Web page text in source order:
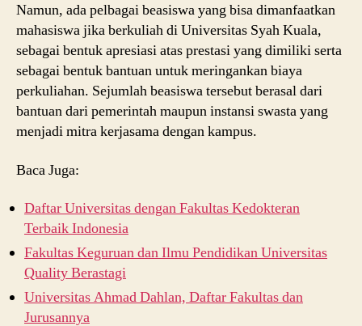
Namun, ada pelbagai beasiswa yang bisa dimanfaatkan
mahasiswa jika berkuliah di Universitas Syah Kuala,
sebagai bentuk apresiasi atas prestasi yang dimiliki serta
sebagai bentuk bantuan untuk meringankan biaya
perkuliahan. Sejumlah beasiswa tersebut berasal dari
bantuan dari pemerintah maupun instansi swasta yang
menjadi mitra kerjasama dengan kampus.
Baca Juga:
Daftar Universitas dengan Fakultas Kedokteran
Terbaik Indonesia
Fakultas Keguruan dan Ilmu Pendidikan Universitas
Quality Berastagi
Universitas Ahmad Dahlan, Daftar Fakultas dan
Jurusannya